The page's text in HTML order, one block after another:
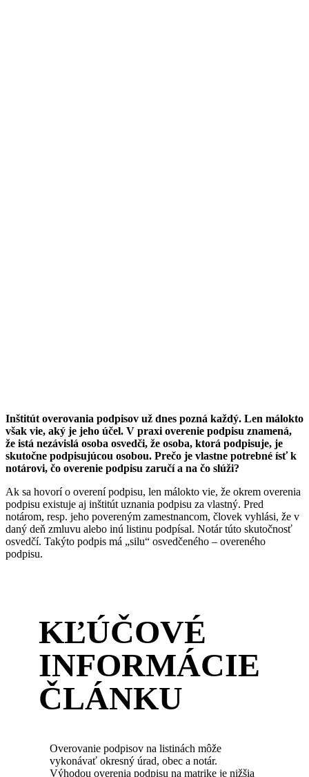
Inštitút overovania podpisov už dnes pozná každý. Len málokto
však vie, aký je jeho účel. V praxi overenie podpisu znamená,
že istá nezávislá osoba osvedči, že osoba, ktorá podpisuje, je
skutočne podpisujúcou osobou. Prečo je vlastne potrebné ísť k
notárovi, čo overenie podpisu zaručí a na čo slúži?
Ak sa hovorí o overení podpisu, len málokto vie, že okrem overenia
podpisu existuje aj inštitút uznania podpisu za vlastný. Pred
notárom, resp. jeho povereným zamestnancom, človek vyhlási, že v
daný deň zmluvu alebo inú listinu podpísal. Notár túto skutočnosť
osvedčí. Takýto podpis má „silu“ osvedčeného – overeného
podpisu.
KĽÚČOVÉ
INFORMÁCIE
ČLÁNKU
Overovanie podpisov na listinách môže
vykonávať okresný úrad, obec a notár.
Výhodou overenia podpisu na matrike je nižšia